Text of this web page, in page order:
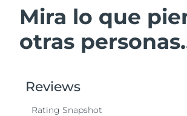
Mira lo que
otras